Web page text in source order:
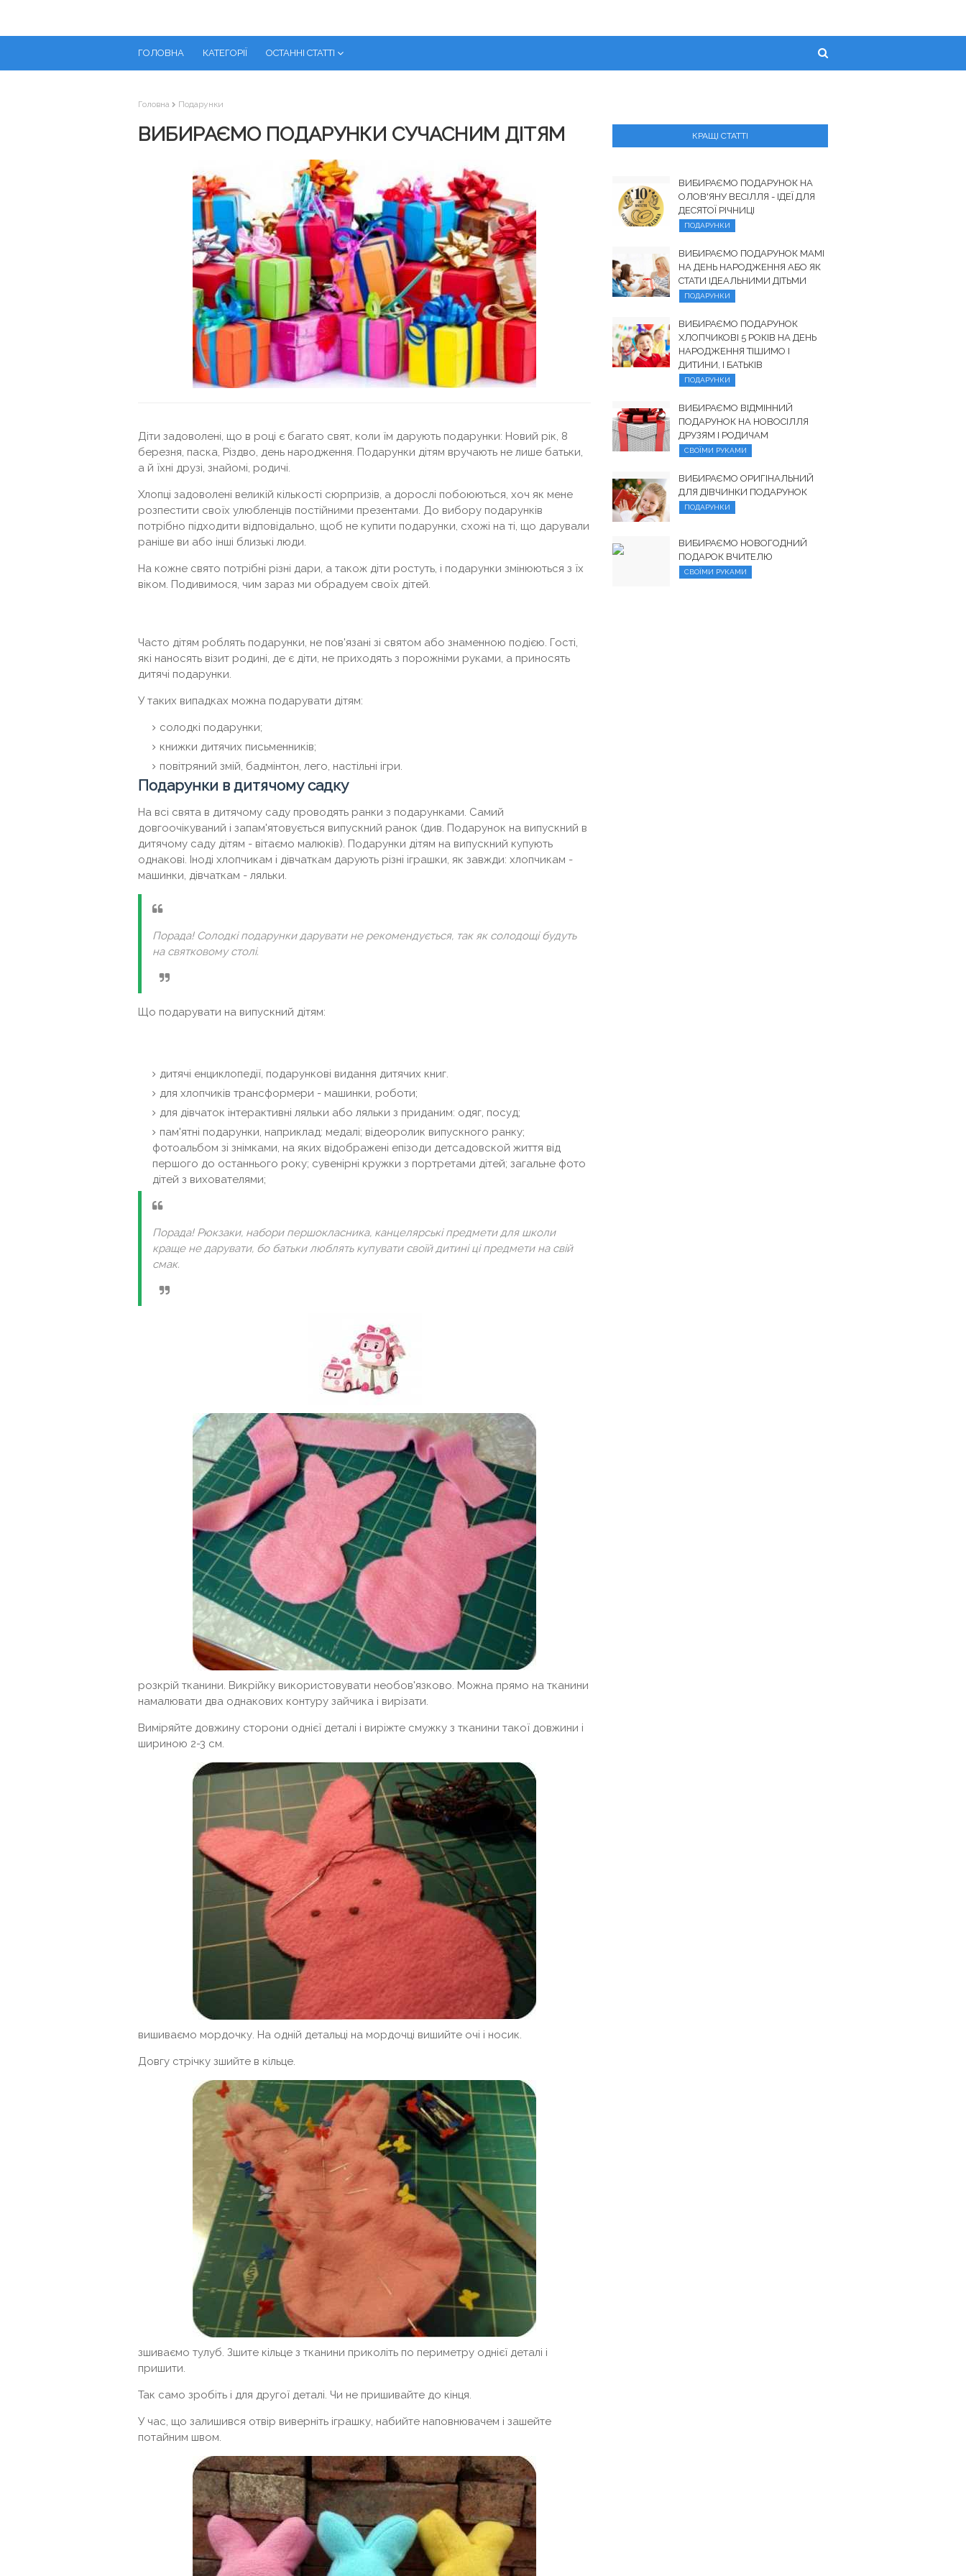
ГОЛОВНА КАТЕГОРІЇ ОСТАННІ СТАТТІ
Головна Подарунки
ВИБИРАЄМО ПОДАРУНКИ СУЧАСНИМ ДІТЯМ
Діти задоволені, що в році є багато свят, коли їм дарують подарунки: Новий рік, 8
березня, паска, Різдво, день народження. Подарунки дітям вручають не лише батьки,
а й їхні друзі, знайомі, родичі.
Хлопці задоволені великій кількості сюрпризів, а дорослі побоюються, хоч як мене
розпестити своїх улюбленців постійними презентами. До вибору подарунків
потрібно підходити відповідально, щоб не купити подарунки, схожі на ті, що дарували
раніше ви або інші близькі люди.
На кожне свято потрібні різні дари, а також діти ростуть, і подарунки змінюються з їх
віком. Подивимося, чим зараз ми обрадуем своїх дітей.
Часто дітям роблять подарунки, не пов'язані зі святом або знаменною подією. Гості,
які наносять візит родині, де є діти, не приходять з порожніми руками, а приносять
дитячі подарунки.
У таких випадках можна подарувати дітям:
солодкі подарунки;
книжки дитячих письменників;
повітряний змій, бадмінтон, лего, настільні ігри.
Подарунки в дитячому садку
На всі свята в дитячому саду проводять ранки з подарунками. Самий
довгоочікуваний і запам'ятовується випускний ранок (див. Подарунок на випускний в
дитячому саду дітям - вітаємо малюків). Подарунки дітям на випускний купують
однакові. Іноді хлопчикам і дівчаткам дарують різні іграшки, як завжди: хлопчикам -
машинки, дівчаткам - ляльки.
Порада! Солодкі подарунки дарувати не рекомендується, так як солодощі будуть
на святковому столі.
Що подарувати на випускний дітям:
дитячі енциклопедії, подарункові видання дитячих книг.
для хлопчиків трансформери - машинки, роботи;
для дівчаток інтерактивні ляльки або ляльки з приданим: одяг, посуд;
пам'ятні подарунки, наприклад: медалі; відеоролик випускного ранку;
фотоальбом зі знімками, на яких відображені епізоди детсадовской життя від
першого до останнього року; сувенірні кружки з портретами дітей; загальне фото
дітей з вихователями;
Порада! Рюкзаки, набори першокласника, канцелярські предмети для школи
краще не дарувати, бо батьки люблять купувати своїй дитині ці предмети на свій
смак.
розкрій тканини. Викрійку використовувати необов'язково. Можна прямо на тканини
намалювати два однакових контуру зайчика і вирізати.
Виміряйте довжину сторони однієї деталі і виріжте смужку з тканини такої довжини і
шириною 2-3 см.
вишиваємо мордочку. На одній детальці на мордочці вишийте очі і носик.
Довгу стрічку зшийте в кільце.
зшиваємо тулуб. Зшите кільце з тканини приколіть по периметру однієї деталі і
пришити.
Так само зробіть і для другої деталі. Чи не пришивайте до кінця.
У час, що залишився отвір виверніть іграшку, набийте наповнювачем і зашейте
потайним швом.
КРАЩІ СТАТТІ
ВИБИРАЄМО ПОДАРУНОК НА
ОЛОВ'ЯНУ ВЕСІЛЛЯ - ІДЕЇ ДЛЯ
ДЕСЯТОЇ РІЧНИЦІ
ПОДАРУНКИ
ВИБИРАЄМО ПОДАРУНОК МАМІ
НА ДЕНЬ НАРОДЖЕННЯ АБО ЯК
СТАТИ ІДЕАЛЬНИМИ ДІТЬМИ
ПОДАРУНКИ
ВИБИРАЄМО ПОДАРУНОК
ХЛОПЧИКОВІ 5 РОКІВ НА ДЕНЬ
НАРОДЖЕННЯ ТІШИМО І
ДИТИНИ, І БАТЬКІВ
ПОДАРУНКИ
ВИБИРАЄМО ВІДМІННИЙ
ПОДАРУНОК НА НОВОСІЛЛЯ
ДРУЗЯМ І РОДИЧАМ
СВОЇМИ РУКАМИ
ВИБИРАЄМО ОРИГІНАЛЬНИЙ
ДЛЯ ДІВЧИНКИ ПОДАРУНОК
ПОДАРУНКИ
ВИБИРАЄМО НОВОГОДНИЙ
ПОДАРОК ВЧИТЕЛЮ
СВОЇМИ РУКАМИ